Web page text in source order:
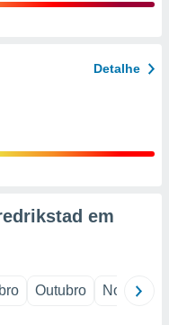
Detalhe
em
Outubro Novembro